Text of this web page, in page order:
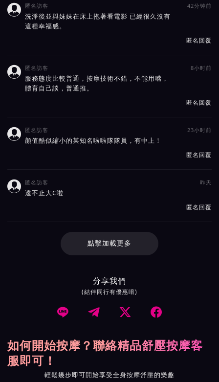
 匿名訪客 42分钟前
洗淨後並與妹妹在床上抱著看電影 已經很久沒有
這種幸福感。
匿名回覆
 匿名訪客 8小时前
服務態度比較普通，按摩技術不錯，不能用嘴，
體育自己談，普通推。
匿名回覆
 匿名訪客 23小时前
顏值酷似縮小的某知名啦啦隊隊員，有中上！
匿名回覆
 匿名訪客 昨天
遠不止大C啦
匿名回覆
點擊加載更多
分享我們
(結伴同行有優惠唷)
   
如何開始按摩？聯絡精品舒壓按摩客
服即可！
輕鬆幾步即可開始享受全身按摩舒壓的樂趣